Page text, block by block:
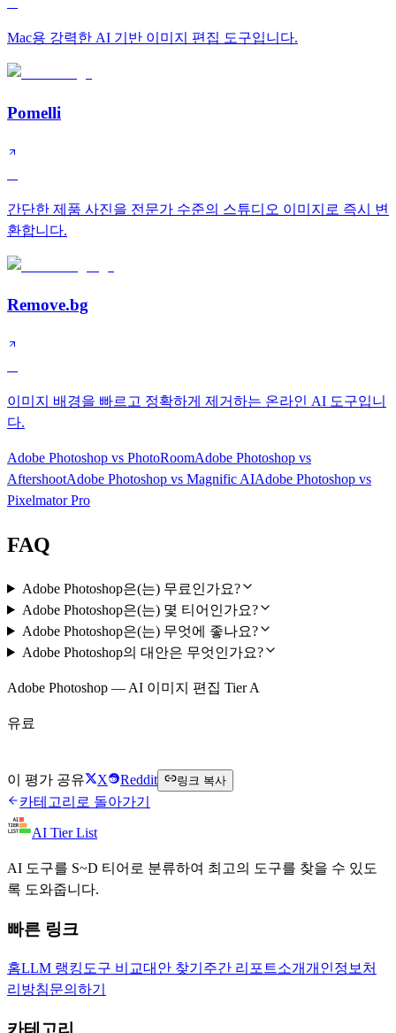
Mac용 강력한 AI 기반 이미지 편집 도구입니다.
Pomelli
간단한 제품 사진을 전문가 수준의 스튜디오 이미지로 즉시 변
환합니다.
Remove.bg
이미지 배경을 빠르고 정확하게 제거하는 온라인 AI 도구입니
다.
Adobe Photoshop vs PhotoRoomAdobe Photoshop vs
AftershootAdobe Photoshop vs Magnific AIAdobe Photoshop vs
Pixelmator Pro
FAQ
Adobe Photoshop은(는) 무료인가요?
Adobe Photoshop은(는) 몇 티어인가요?
Adobe Photoshop은(는) 무엇에 좋나요?
Adobe Photoshop의 대안은 무엇인가요?
Adobe Photoshop — AI 이미지 편집 Tier A
유료
이 평가 공유 X Reddit 링크 복사
카테고리로 돌아가기
AI Tier List
AI 도구를 S~D 티어로 분류하여 최고의 도구를 찾을 수 있도
록 도와줍니다.
빠른 링크
홈LLM 랭킹 도구 비교대안 찾기 주간 리포트소개개인정보처
리방침문의하기
카테고리